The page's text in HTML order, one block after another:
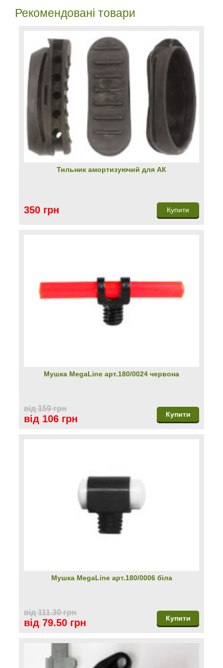
Рекомендовані товари
Тильник амортизуючий для АК
350 грн Купити
Мушка MegaLine арт.180/0024 червона
від 159 грн
від 106 грн Купити
Мушка MegaLine арт.180/0006 біла
від 111.30 грн
від 79.50 грн Купити